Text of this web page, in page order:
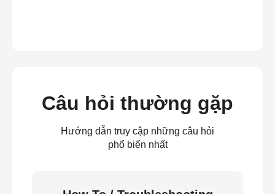
Câu hỏi thường gặp
Hướng dẫn truy cập những câu hỏi
phổ biến nhất